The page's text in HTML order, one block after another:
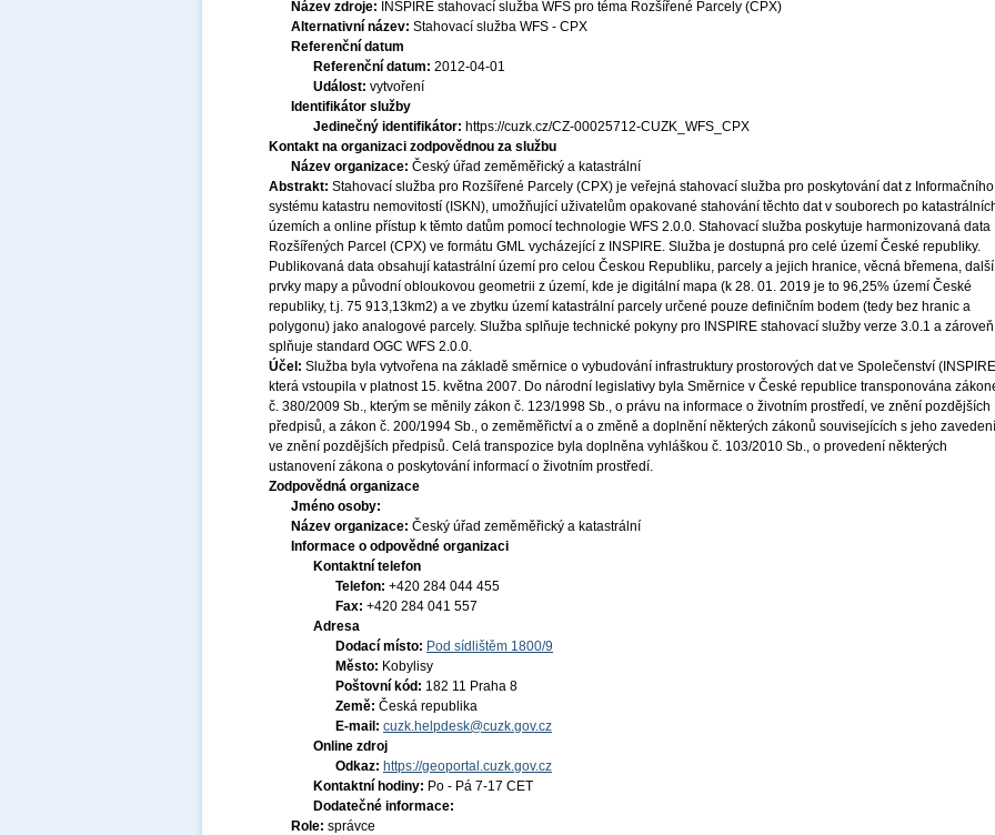
Název zdroje:
INSPIRE stahovací služba WFS pro téma Rozšířené Parcely (CPX)
Alternativní název: Stahovací služba WFS - CPX
Referenční datum
Referenční datum: 2012-04-01
Událost: vytvoření
Identifikátor služby
Jedinečný identifikátor: https://cuzk.cz/CZ-00025712-CUZK_WFS_CPX
Kontakt na organizaci zodpovědnou za službu
Název organizace: Český úřad zeměměřický a katastrální
Abstrakt: Stahovací služba pro Rozšířené Parcely (CPX) je veřejná stahovací služba pro poskytování dat z Informačního
systému katastru nemovitostí (ISKN), umožňující uživatelům opakované stahování těchto dat v souborech po
územích a online přístup k těmto datům pomocí technologie WFS 2.0.0. Stahovací služba poskytuje harmonizovaná data
Rozšířených Parcel (CPX) ve formátu GML vycházející z INSPIRE. Služba je dostupná pro celé území České republiky.
Publikovaná data obsahují katastrální území pro celou Českou Republiku, parcely a jejich hranice, věcná břemena, další
prvky mapy a původní obloukovou geometrii z území, kde je digitální mapa (k 28. 01. 2019 je to 96,25% území České
republiky, t.j. 75 913,13km2) a ve zbytku území katastrální parcely určené pouze definičním bodem (tedy bez hranic a
polygonu) jako analogové parcely. Služba splňuje technické pokyny pro INSPIRE stahovací služby verze 3.0.1 a zároveň
splňuje standard OGC WFS 2.0.0.
Účel: Služba byla vytvořena na základě směrnice o vybudování infrastruktury prostorových dat ve Společenství
která vstoupila v platnost 15. května 2007. Do národní legislativy byla Směrnice v České republice transponována
č. 380/2009 Sb., kterým se měnily zákon č. 123/1998 Sb., o právu na informace o životním prostředí, ve znění pozdějších
předpisů, a zákon č. 200/1994 Sb., o zeměměřictví a o změně a doplnění některých zákonů souvisejících s jeho
ve znění pozdějších předpisů. Celá transpozice byla doplněna vyhláškou č. 103/2010 Sb., o provedení některých
ustanovení zákona o poskytování informací o životním prostředí.
Zodpovědná organizace
Jméno osoby:
Název organizace: Český úřad zeměměřický a katastrální
Informace o odpovědné organizaci
Kontaktní telefon
Telefon: +420 284 044 455
Fax: +420 284 041 557
Adresa
Dodací místo: Pod sídlištěm 1800/9
Město: Kobylisy
Poštovní kód: 182 11 Praha 8
Země: Česká republika
E-mail: cuzk.helpdesk@cuzk.gov.cz
Online zdroj
Odkaz: https://geoportal.cuzk.gov.cz
Kontaktní hodiny: Po - Pá 7-17 CET
Dodatečné informace:
Role: správce